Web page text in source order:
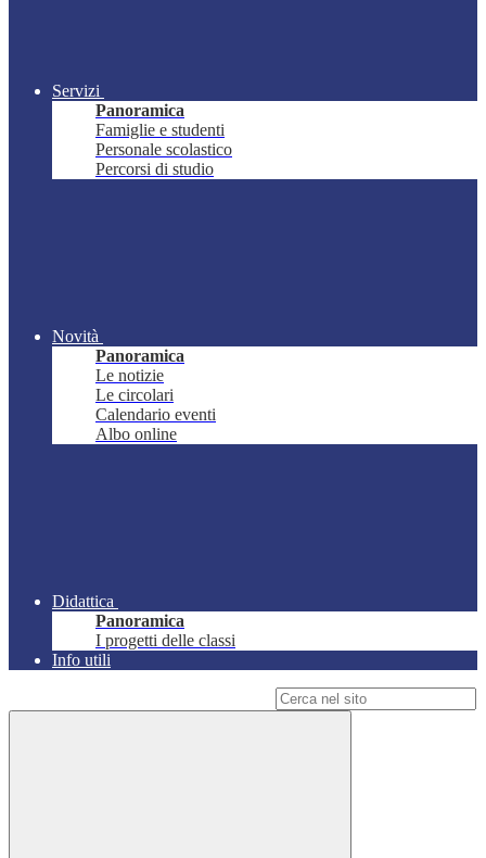
Servizi
Panoramica
Famiglie e studenti
Personale scolastico
Percorsi di studio
Novità
Panoramica
Le notizie
Le circolari
Calendario eventi
Albo online
Didattica
Panoramica
I progetti delle classi
Info utili